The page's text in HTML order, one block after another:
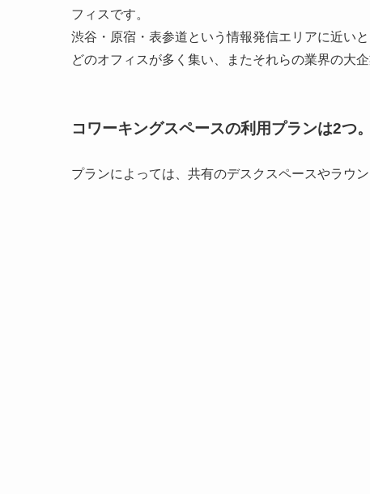
フィスです。
渋谷・原宿・表参道という情報発信エリアに近い
どのオフィスが多く集い、またそれらの業界の大
コワーキングスペースの利用プランは2つ。
プランによっては、共有のデスクスペースやラウ